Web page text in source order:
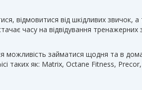
відмовитися від шкідливих звичок,
часу на відвідування тренажерних
можливість займатися щодня та в
таких як: Matrix, Octane Fitness,